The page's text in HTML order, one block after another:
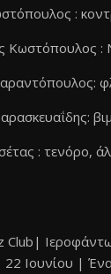
:
Κωστόπουλος :
: τενόρο,
Club|
Ιουνίου |